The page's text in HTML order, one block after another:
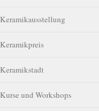
Keramikausstellung
Keramikpreis
Keramikstadt
Kurse und Workshops